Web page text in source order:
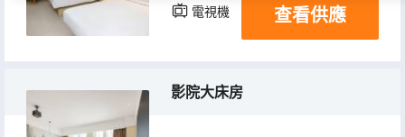
電視機 查看供應
影院大床房